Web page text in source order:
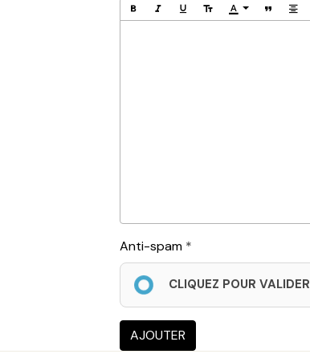
Anti-spam
CLIQUEZ POUR VALIDER
AJOUTER